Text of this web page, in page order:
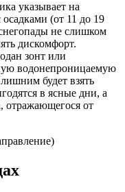
указывает на
(от 11 до 19
не слишком
дискомфорт.
зонт или
водонепроницаемую
будет взять
в ясные дни, а
отражающегося от